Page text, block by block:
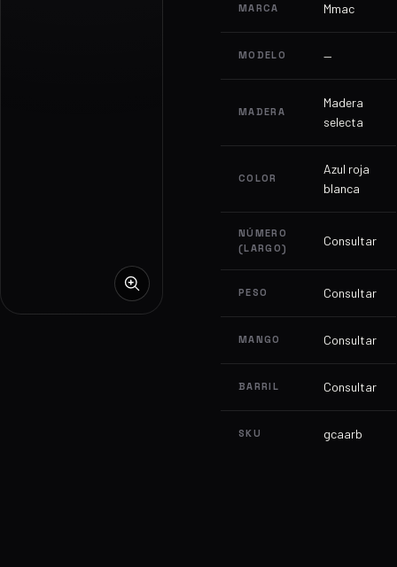
MARCA Mmac
MODELO —
MADERA
Madera
selecta
COLOR
Azul roja
blanca
NÚMERO
(LARGO)
Consultar
PESO Consultar
MANGO Consultar
BARRIL Consultar
SKU gcaarb